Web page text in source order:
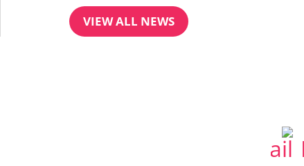
VIEW ALL NEWS